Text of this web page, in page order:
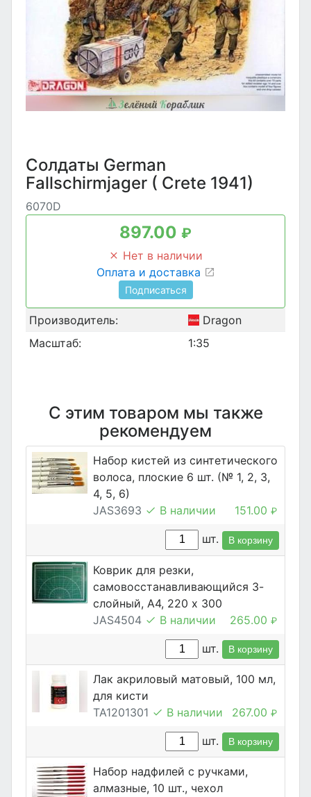
Солдаты German
Fallschirmjager ( Crete 1941)
6070D
897.00 ₽
Нет в наличии
Оплата и доставка
Подписаться
Производитель:
Dragon
Масштаб:
1:35
С этим товаром мы также
рекомендуем
Набор кистей из синтетического
волоса, плоские 6 шт. (№ 1, 2, 3,
4, 5, 6)
JAS3693
В наличии 151.00 ₽
шт. В корзину
Коврик для резки,
самовосстанавливающийся 3-
слойный, А4, 220 х 300
JAS4504
В наличии 265.00 ₽
шт. В корзину
Лак акриловый матовый, 100 мл,
для кисти
TA1201301
В наличии 267.00 ₽
шт. В корзину
Набор надфилей с ручками,
алмазные, 10 шт., чехол